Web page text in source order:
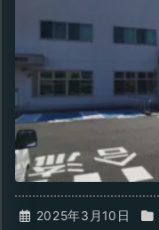
2025年3月10日